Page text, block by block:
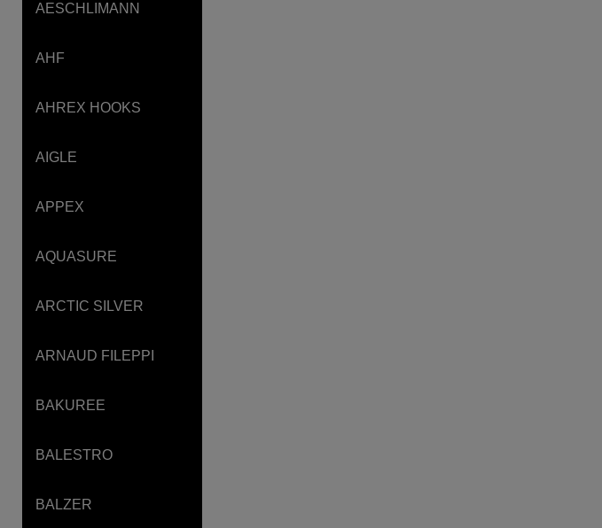
AESCHLIMANN
AHF
AHREX HOOKS
AIGLE
APPEX
AQUASURE
ARCTIC SILVER
ARNAUD FILEPPI
BAKUREE
BALESTRO
BALZER